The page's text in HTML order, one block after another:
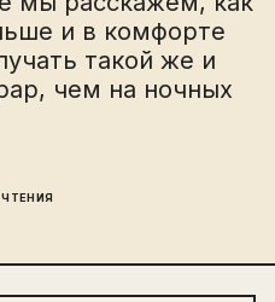
и в комфорте
такой же и
чем на ночных